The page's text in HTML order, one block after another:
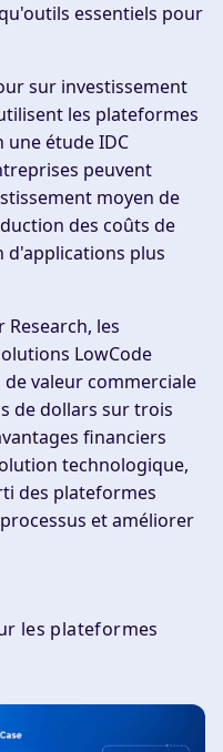
essentiels pour
sur investissement
les plateformes
une étude IDC
peuvent
moyen de
des coûts de
d'applications plus
les
LowCode
valeur commerciale
de dollars sur trois
financiers
technologique,
des plateformes
et améliorer
les plateformes